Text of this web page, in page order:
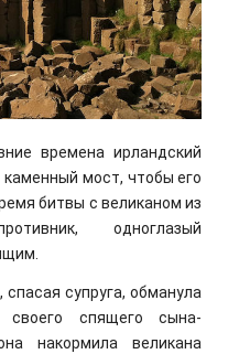
времена ирландский
мост, чтобы его
битвы с великаном из
одноглазый
супруга, обманула
спящего сына-
накормила великана